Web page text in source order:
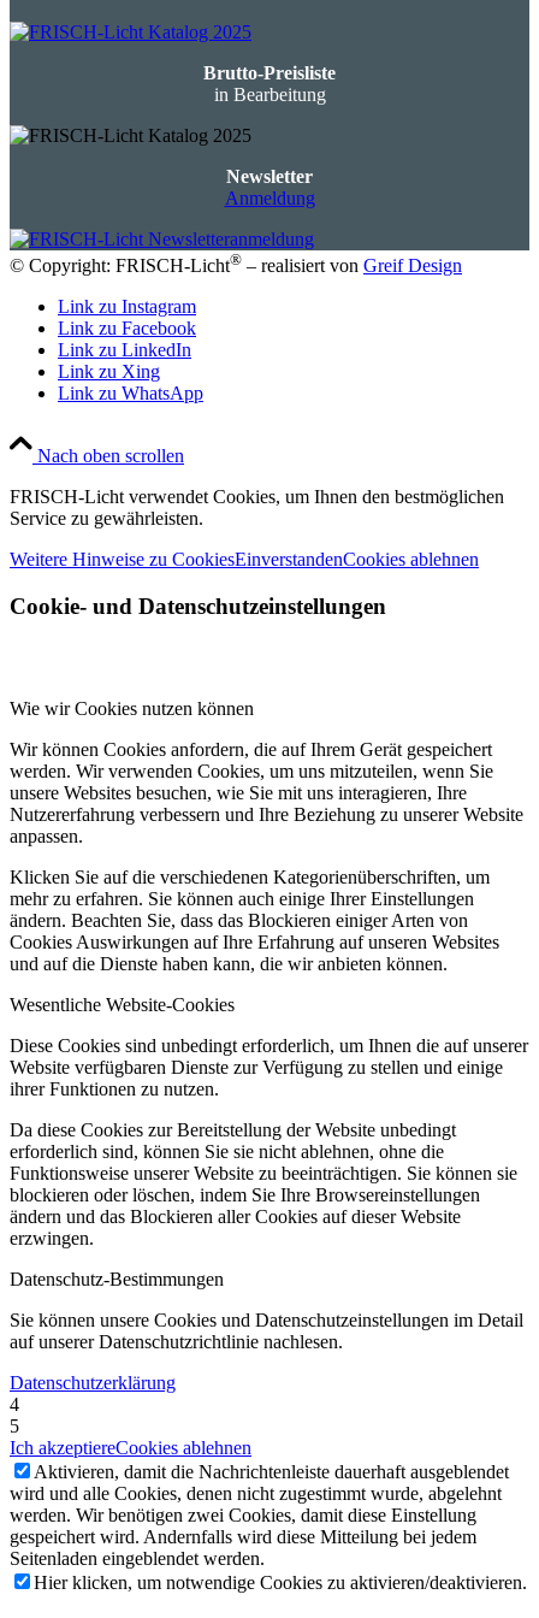
Brutto-Preisliste
in Bearbeitung
Newsletter
Anmeldung
© Copyright: FRISCH-Licht® – realisiert von Greif Design
Link zu Instagram
Link zu Facebook
Link zu LinkedIn
Link zu Xing
Link zu WhatsApp
Nach oben scrollen
FRISCH-Licht verwendet Cookies, um Ihnen den bestmöglichen
Service zu gewährleisten.
Weitere Hinweise zu CookiesEinverstandenCookies ablehnen
Cookie- und Datenschutzeinstellungen
Wie wir Cookies nutzen können
Wir können Cookies anfordern, die auf Ihrem Gerät gespeichert
werden. Wir verwenden Cookies, um uns mitzuteilen, wenn Sie
unsere Websites besuchen, wie Sie mit uns interagieren, Ihre
Nutzererfahrung verbessern und Ihre Beziehung zu unserer Website
anpassen.
Klicken Sie auf die verschiedenen Kategorienüberschriften, um
mehr zu erfahren. Sie können auch einige Ihrer Einstellungen
ändern. Beachten Sie, dass das Blockieren einiger Arten von
Cookies Auswirkungen auf Ihre Erfahrung auf unseren Websites
und auf die Dienste haben kann, die wir anbieten können.
Wesentliche Website-Cookies
Diese Cookies sind unbedingt erforderlich, um Ihnen die auf unserer
Website verfügbaren Dienste zur Verfügung zu stellen und einige
ihrer Funktionen zu nutzen.
Da diese Cookies zur Bereitstellung der Website unbedingt
erforderlich sind, können Sie sie nicht ablehnen, ohne die
Funktionsweise unserer Website zu beeinträchtigen. Sie können sie
blockieren oder löschen, indem Sie Ihre Browsereinstellungen
ändern und das Blockieren aller Cookies auf dieser Website
erzwingen.
Datenschutz-Bestimmungen
Sie können unsere Cookies und Datenschutzeinstellungen im Detail
auf unserer Datenschutzrichtlinie nachlesen.
Datenschutzerklärung
4
5
Ich akzeptiereCookies ablehnen
Aktivieren, damit die Nachrichtenleiste dauerhaft ausgeblendet
wird und alle Cookies, denen nicht zugestimmt wurde, abgelehnt
werden. Wir benötigen zwei Cookies, damit diese Einstellung
gespeichert wird. Andernfalls wird diese Mitteilung bei jedem
Seitenladen eingeblendet werden.
Hier klicken, um notwendige Cookies zu aktivieren/deaktivieren.